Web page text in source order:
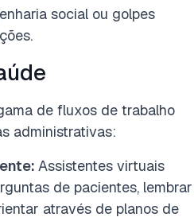
social ou golpes
de fluxos de trabalho
administrativas:
Assistentes virtuais
de pacientes, lembrar
através de planos de